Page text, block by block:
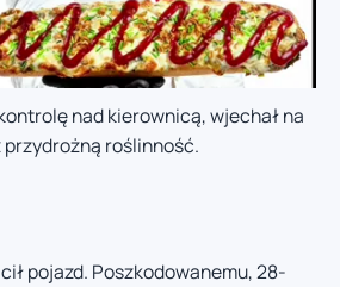
nad kierownicą, wjechał na
roślinność.
pojazd. Poszkodowanemu, 28-